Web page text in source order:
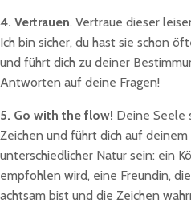
4. Vertrauen. Vertraue dieser
Ich bin sicher, du hast sie schon
und führt dich zu deiner
Antworten auf deine Fragen!
5. Go with the flow! Deine Seele
Zeichen und führt dich auf
unterschiedlicher Natur sein: ein
empfohlen wird, eine Freundin,
achtsam bist und die Zeichen